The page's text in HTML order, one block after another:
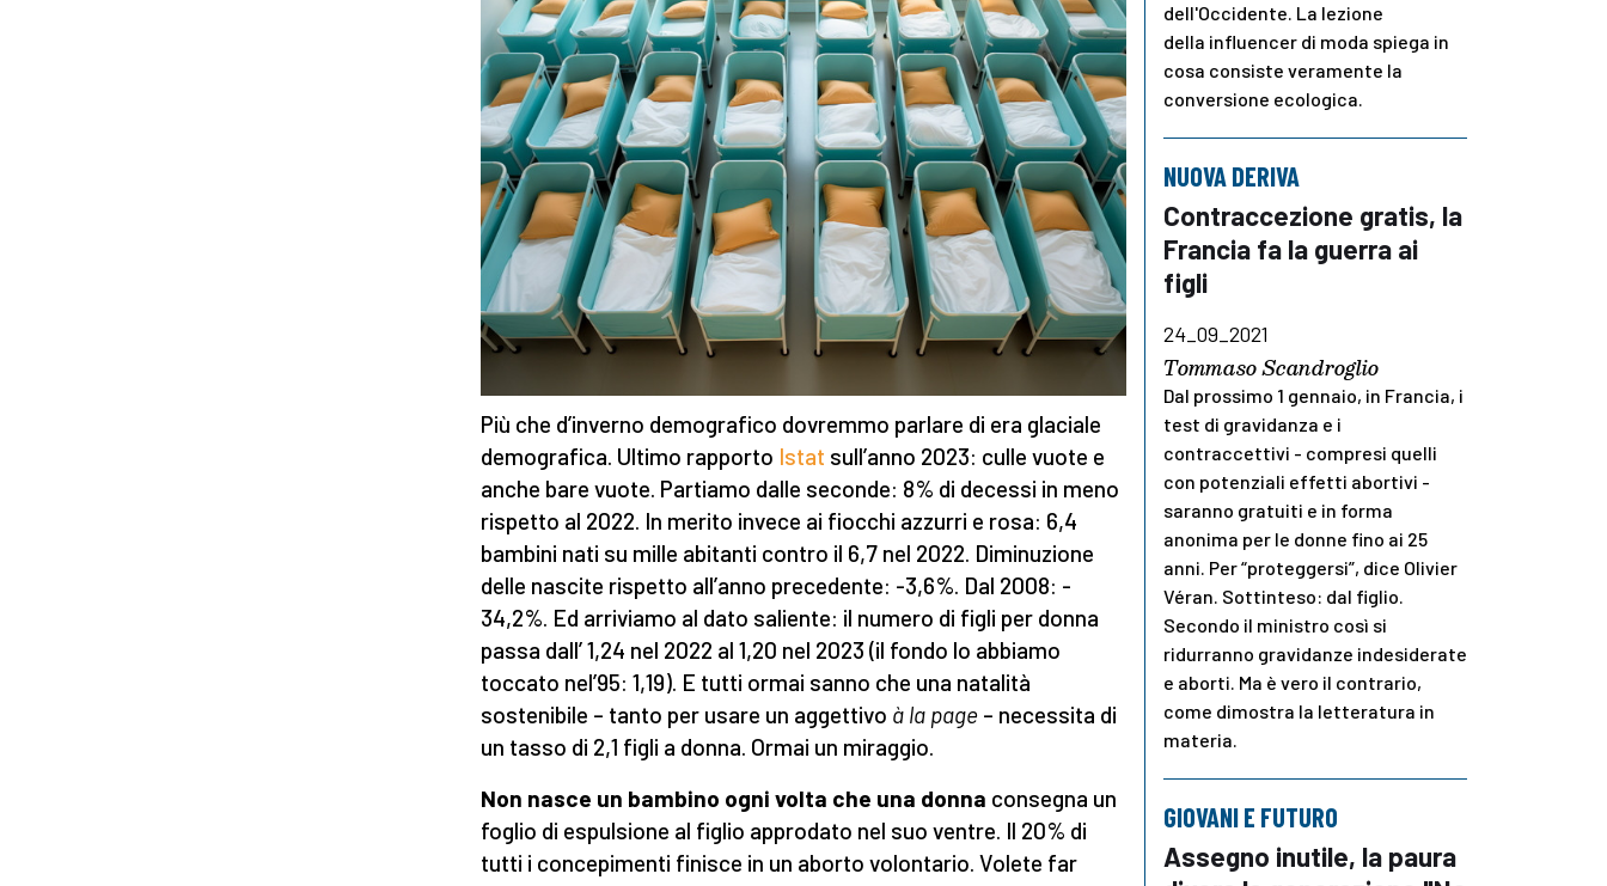
Più che d’inverno demografico dovremmo parlare di era glaciale
demografica. Ultimo rapporto Istat sull’anno 2023: culle vuote e
anche bare vuote. Partiamo dalle seconde: 8% di decessi in meno
rispetto al 2022. In merito invece ai fiocchi azzurri e rosa: 6,4
bambini nati su mille abitanti contro il 6,7 nel 2022. Diminuzione
delle nascite rispetto all’anno precedente: -3,6%. Dal 2008: -
34,2%. Ed arriviamo al dato saliente: il numero di figli per donna
passa dall’ 1,24 nel 2022 al 1,20 nel 2023 (il fondo lo abbiamo
toccato nel’95: 1,19). E tutti ormai sanno che una natalità
sostenibile – tanto per usare un aggettivo à la page – necessita di
un tasso di 2,1 figli a donna. Ormai un miraggio.
Non nasce un bambino ogni volta che una donna consegna un
foglio di espulsione al figlio approdato nel suo ventre. Il 20% di
tutti i concepimenti finisce in un aborto volontario. Volete far
dell'Occidente. La lezione
della influencer di moda spiega in
cosa consiste veramente la
conversione ecologica.
NUOVA DERIVA
Contraccezione gratis, la
Francia fa la guerra ai
figli
24_09_2021
Tommaso Scandroglio
Dal prossimo 1 gennaio, in Francia, i
test di gravidanza e i
contraccettivi - compresi quelli
con potenziali effetti abortivi -
saranno gratuiti e in forma
anonima per le donne fino ai 25
anni. Per “proteggersi”, dice Olivier
Véran. Sottinteso: dal figlio.
Secondo il ministro così si
ridurranno gravidanze indesiderate
e aborti. Ma è vero il contrario,
come dimostra la letteratura in
materia.
GIOVANI E FUTURO
Assegno inutile, la paura